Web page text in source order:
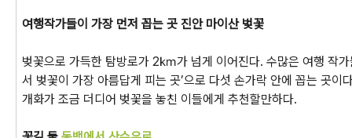
여행작가들이 가장 먼저 꼽는 곳 진안 마이산 벚꽃
벚꽃으로 가득한 탐방로가 2㎞가 넘게 이어진다. 수많은 여행 작가
서 벚꽃이 가장 아름답게 피는 곳’으로 다섯 손가락 안에 꼽는 곳이
개화가 조금 더디어 벚꽃을 놓친 이들에게 추천할만하다.